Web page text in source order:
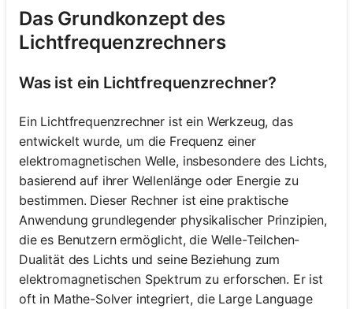
Das Grundkonzept des
Lichtfrequenzrechners
Was ist ein Lichtfrequenzrechner?
Ein Lichtfrequenzrechner ist ein Werkzeug, das
entwickelt wurde, um die Frequenz einer
elektromagnetischen Welle, insbesondere des Lichts,
basierend auf ihrer Wellenlänge oder Energie zu
bestimmen. Dieser Rechner ist eine praktische
Anwendung grundlegender physikalischer Prinzipien,
die es Benutzern ermöglicht, die Welle-Teilchen-
Dualität des Lichts und seine Beziehung zum
elektromagnetischen Spektrum zu erforschen. Er ist
oft in Mathe-Solver integriert, die Large Language